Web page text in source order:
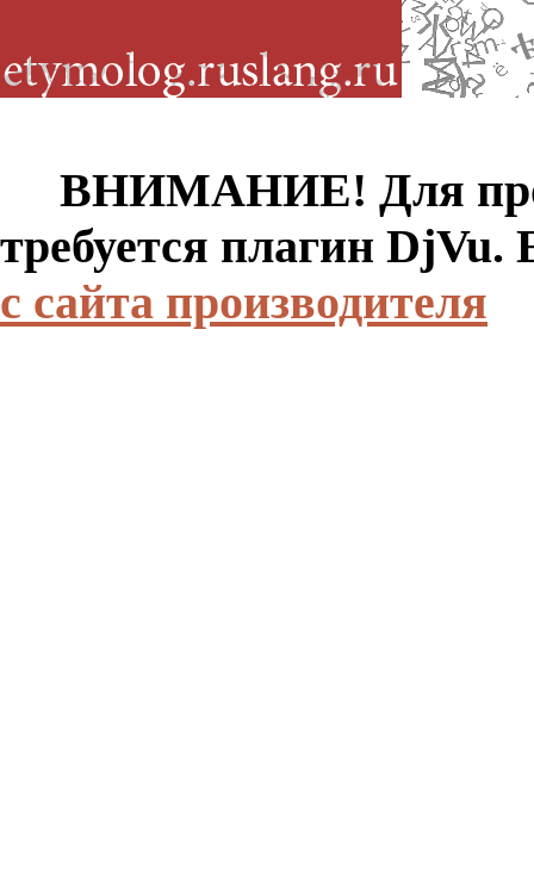
ВНИМАНИЕ! Для
требуется плагин
с сайта производителя